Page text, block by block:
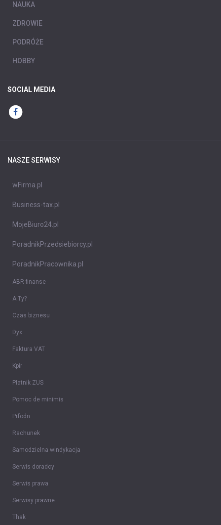
NAUKA
ZDROWIE
PODRÓŻE
HOBBY
SOCIAL MEDIA
NASZE SERWISY
wFirma.pl
Business-tax.pl
MojeBiuro24.pl
PoradnikPrzedsiebiorcy.pl
PoradnikPracownika.pl
ABR finanse
A Ty?
Czas biznesu
Dyx
Faktura VAT
Kpir
Płatnik ZUS
Pomoc de minimis
Prfodn
Rachunek
Samodzielna windykacja
Serwis doradcy
Serwis prawa
Serwisy prawne
Thak